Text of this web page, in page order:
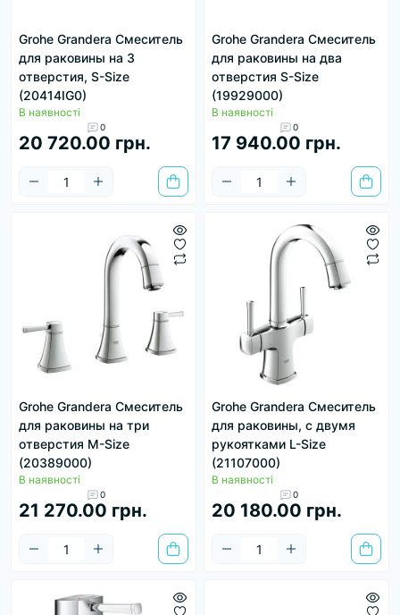
Grohe Grandera Смеситель
для раковины на 3
отверстия, S-Size
(20414IG0)
В наявності
0
20 720.00 грн.
Grohe Grandera Смеситель
для раковины на два
отверстия S-Size
(19929000)
В наявності
0
17 940.00 грн.
Grohe Grandera Смеситель
для раковины на три
отверстия M-Size
(20389000)
В наявності
0
21 270.00 грн.
Grohe Grandera Смеситель
для раковины, с двумя
рукоятками L-Size
(21107000)
В наявності
0
20 180.00 грн.